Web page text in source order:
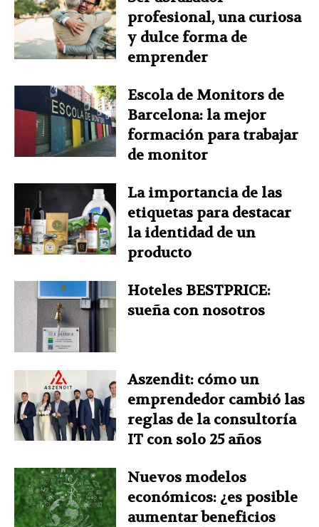
profesional, una curiosa
y dulce forma de
emprender
Escola de Monitors de
Barcelona: la mejor
formación para trabajar
de monitor
La importancia de las
etiquetas para destacar
la identidad de un
producto
Hoteles BESTPRICE:
sueña con nosotros
Aszendit: cómo un
emprendedor cambió las
reglas de la consultoría
IT con solo 25 años
Nuevos modelos
económicos: ¿es posible
aumentar beneficios